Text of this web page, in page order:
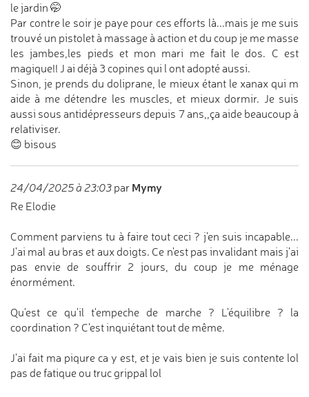
le jardin 🤭
Par contre le soir je paye pour ces efforts là...mais je me suis
trouvé un pistolet à massage à action et du coup je me masse
les jambes,les pieds et mon mari me fait le dos. C est
magique!! J ai déjà 3 copines qui l ont adopté aussi.
Sinon, je prends du doliprane, le mieux étant le xanax qui m
aide à me détendre les muscles, et mieux dormir. Je suis
aussi sous antidépresseurs depuis 7 ans,,ça aide beaucoup à
relativiser.
😊 bisous
24/04/2025 à 23:03 par Mymy
Re Elodie
Comment parviens tu à faire tout ceci ? j'en suis incapable...
J'ai mal au bras et aux doigts. Ce n'est pas invalidant mais j'ai
pas envie de souffrir 2 jours, du coup je me ménage
énormément.
Qu'est ce qu'il t'empeche de marche ? L'équilibre ? la
coordination ? C'est inquiétant tout de même.
J'ai fait ma piqure ca y est, et je vais bien je suis contente lol
pas de fatique ou truc grippal lol